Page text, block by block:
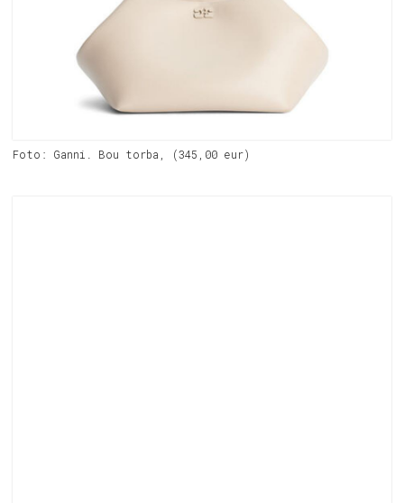
Foto: Ganni. Bou torba, (345,00 eur)